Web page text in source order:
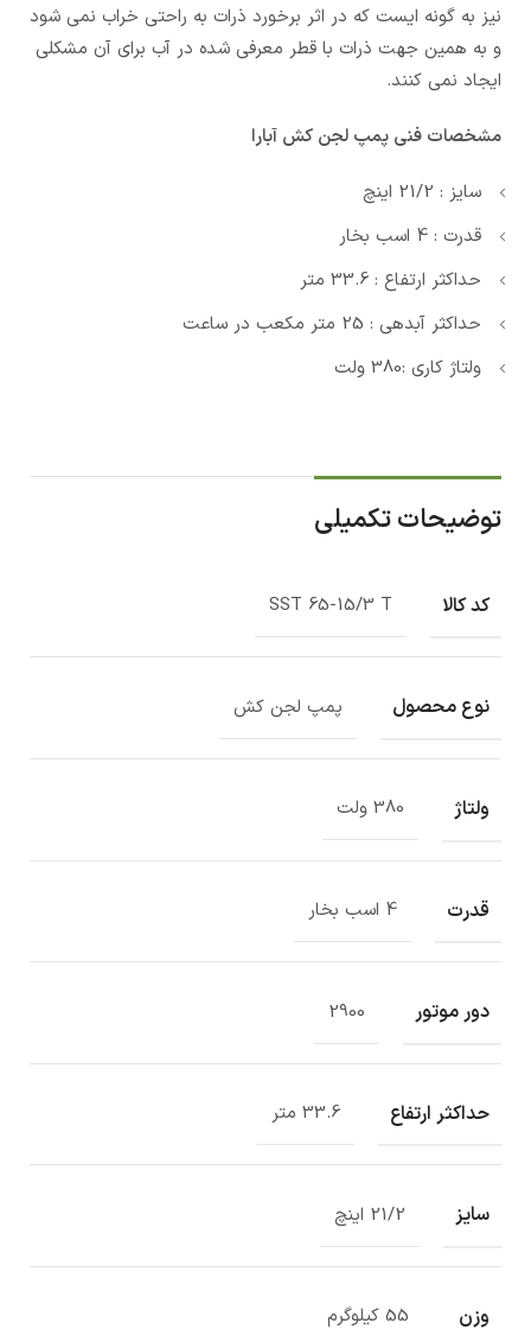
نیز به گونه ایست که در اثر برخورد ذرات به راحتی خراب نمی شود
و به همین جهت ذرات با قطر معرفی شده در آب برای آن مشکلی
ایجاد نمی کنند.
مشخصات فنی پمپ لجن کش آبارا
سایز : 21/2 اینچ
قدرت : 4 اسب بخار
حداکثر ارتفاع : 33.6 متر
حداکثر آبدهی : 25 متر مکعب در ساعت
ولتاژ کاری :380 ولت
توضیحات تکمیلی
کد کالا SST 65-15/3 T
نوع محصول پمپ لجن کش
ولتاژ 380 ولت
قدرت 4 اسب بخار
دور موتور 2900
حداکثر ارتفاع 33.6 متر
سایز 21/2 اینچ
وزن 55 کیلوگرم